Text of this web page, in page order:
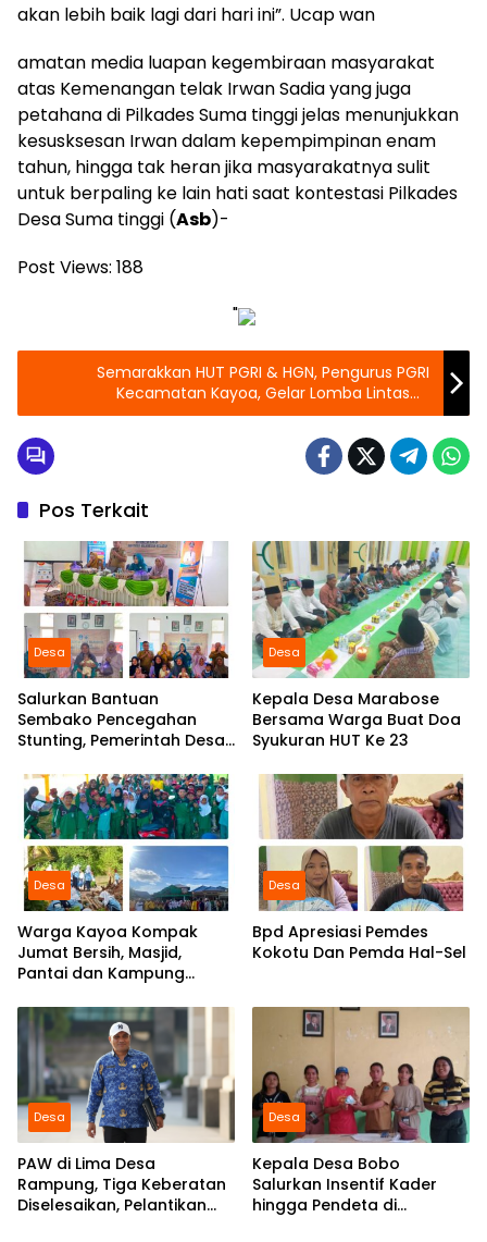
akan lebih baik lagi dari hari ini”. Ucap wan
amatan media luapan kegembiraan masyarakat
atas Kemenangan telak Irwan Sadia yang juga
petahana di Pilkades Suma tinggi jelas menunjukkan
kesusksesan Irwan dalam kepempimpinan enam
tahun, hingga tak heran jika masyarakatnya sulit
untuk berpaling ke lain hati saat kontestasi Pilkades
Desa Suma tinggi (Asb)-
Post Views: 188
"
Semarakkan HUT PGRI & HGN, Pengurus PGRI
Kecamatan Kayoa, Gelar Lomba Lintas
Sekolah
Pos Terkait
Desa
Salurkan Bantuan
Sembako Pencegahan
Stunting, Pemerintah Desa
Komitmen Tingkatkan Gizi
Anak
Desa
Kepala Desa Marabose
Bersama Warga Buat Doa
Syukuran HUT Ke 23
Desa
Warga Kayoa Kompak
Jumat Bersih, Masjid,
Pantai dan Kampung
Desa
Bpd Apresiasi Pemdes
Kokotu Dan Pemda Hal-Sel
Desa
PAW di Lima Desa
Rampung, Tiga Keberatan
Diselesaikan, Pelantikan
Desa
Kepala Desa Bobo
Salurkan Insentif Kader
hingga Pendeta di